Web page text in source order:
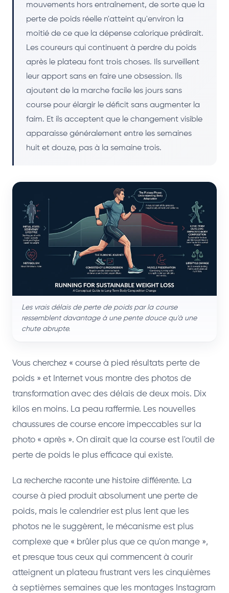
mouvements hors entraînement, de sorte que la
perte de poids réelle n'atteint qu'environ la
moitié de ce que la dépense calorique prédirait.
Les coureurs qui continuent à perdre du poids
après le plateau font trois choses. Ils surveillent
leur apport sans en faire une obsession. Ils
ajoutent de la marche facile les jours sans
course pour élargir le déficit sans augmenter la
faim. Et ils acceptent que le changement visible
apparaisse généralement entre les semaines
huit et douze, pas à la semaine trois.
Les vrais délais de perte de poids par la course
ressemblent davantage à une pente douce qu'à une
chute abrupte.
Vous cherchez « course à pied résultats perte de
poids » et Internet vous montre des photos de
transformation avec des délais de deux mois. Dix
kilos en moins. La peau raffermie. Les nouvelles
chaussures de course encore impeccables sur la
photo « après ». On dirait que la course est l'outil de
perte de poids le plus efficace qui existe.
La recherche raconte une histoire différente. La
course à pied produit absolument une perte de
poids, mais le calendrier est plus lent que les
photos ne le suggèrent, le mécanisme est plus
complexe que « brûler plus que ce qu'on mange »,
et presque tous ceux qui commencent à courir
atteignent un plateau frustrant vers les cinquièmes
à septièmes semaines que les montages Instagram